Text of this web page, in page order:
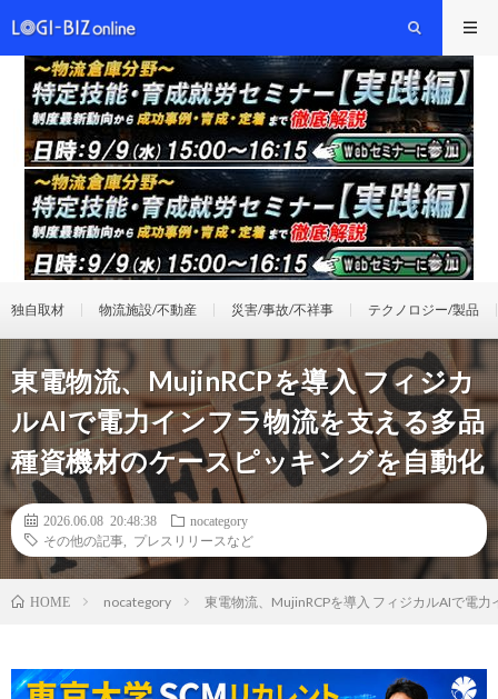
独自取材 物流施設/不動産 災害/事故/不祥事 テクノロジー/製品
東電物流、MujinRCPを導入 フィジカ
ルAIで電力インフラ物流を支える多品
種資機材のケースピッキングを自動化
2026.06.08 20:48:38
nocategory
その他の記事
プレスリリースなど
HOME nocategory 東電物流、MujinRCPを導入 フィジカルAIで電